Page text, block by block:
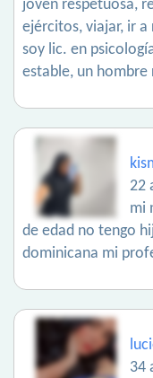
joven respetuosa,
ejércitos, viajar, ir a
soy lic. en
estable, un hombre
22
mi
de edad no tengo
dominicana mi
34